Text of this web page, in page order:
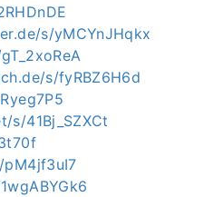
s/yMCYnJHqkx
s/fyRBZ6H6d
s/41Bj_SZXCt